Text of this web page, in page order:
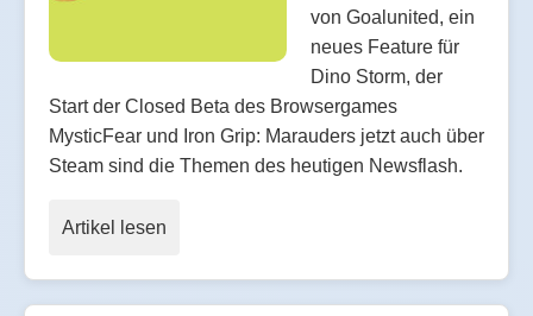
von Goalunited, ein
neues Feature für
Dino Storm, der
Start der Closed Beta des Browsergames
MysticFear und Iron Grip: Marauders jetzt auch über
Steam sind die Themen des heutigen Newsflash.
Artikel lesen